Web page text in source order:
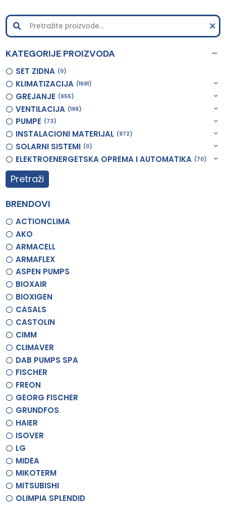
KATEGORIJE PROIZVODA
SET ZIDNA 0
KLIMATIZACIJA 1691
GREJANJE 655
VENTILACIJA 196
PUMPE 73
INSTALACIONI MATERIJAL 972
SOLARNI SISTEMI 0
ELEKTROENERGETSKA OPREMA I AUTOMATIKA 70
Pretraži
BRENDOVI
ACTIONCLIMA
AKO
ARMACELL
ARMAFLEX
ASPEN PUMPS
BIOXAIR
BIOXIGEN
CASALS
CASTOLIN
CIMM
CLIMAVER
DAB PUMPS SPA
FISCHER
FREON
GEORG FISCHER
GRUNDFOS
HAIER
ISOVER
LG
MIDEA
MIKOTERM
MITSUBISHI
OLIMPIA SPLENDID